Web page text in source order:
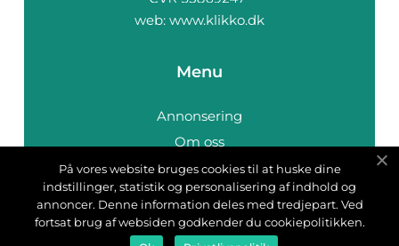
web: www.klikko.dk
Menu
Annonsering
Om oss
Cookies
Kontakta oss
Sitemap
På vores website bruges cookies til at huske dine
indstillinger, statistik og personalisering af indhold og
annoncer. Denne information deles med tredjepart. Ved
fortsat brug af websiden godkender du cookiepolitikken.